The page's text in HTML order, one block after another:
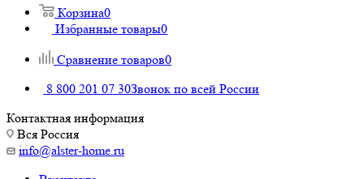
Корзина0
Избранные товары0
Сравнение товаров0
8 800 201 07 30Звонок по всей России
Контактная информация
Вся Россия
info@alster-home.ru